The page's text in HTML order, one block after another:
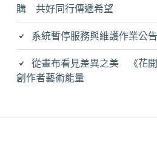
購 共好同行傳遞希望
系統暫停服務與維護作業公告
從畫布看見差異之美 《花
創作者藝術能量